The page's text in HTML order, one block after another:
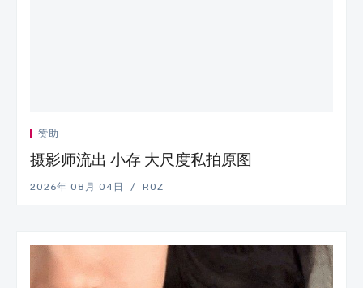
赞助
摄影师流出 小存 大尺度私拍原图
2026年 08月 04日 ROZ